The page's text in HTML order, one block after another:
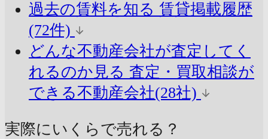
過去の賃料を知る 賃貸掲載履歴
(72件)
どんな不動産会社が査定してく
れるのか見る 査定・買取相談が
できる不動産会社(28社)
実際にいくらで売れる？